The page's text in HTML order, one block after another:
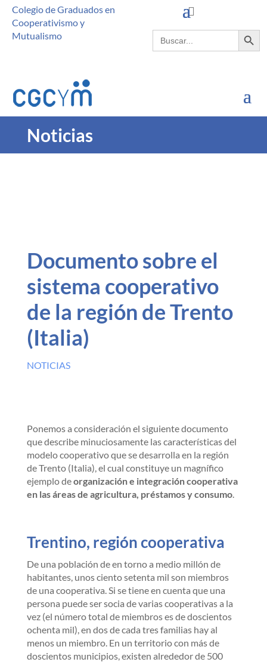
Colegio de Graduados en
Cooperativismo y
Mutualismo
Buscar: Botón de
Noticias
Documento sobre el
sistema cooperativo
de la región de Trento
(Italia)
NOTICIAS
Ponemos a consideración el siguiente documento
que describe minuciosamente las características del
modelo cooperativo que se desarrolla en la región
de Trento (Italia), el cual constituye un magnífico
ejemplo deorganización e integración cooperativa
en las áreas de agricultura, préstamos y consumo.
Trentino, región cooperativa
De una población de en torno a medio millón de
habitantes, unos ciento setenta mil son miembros
de una cooperativa. Si se tiene en cuenta que una
persona puede ser socia de varias cooperativas a la
vez (el número total de miembros es de doscientos
ochenta mil), en dos de cada tres familias hay al
menos un miembro. En un territorio con más de
doscientos municipios, existen alrededor de 500